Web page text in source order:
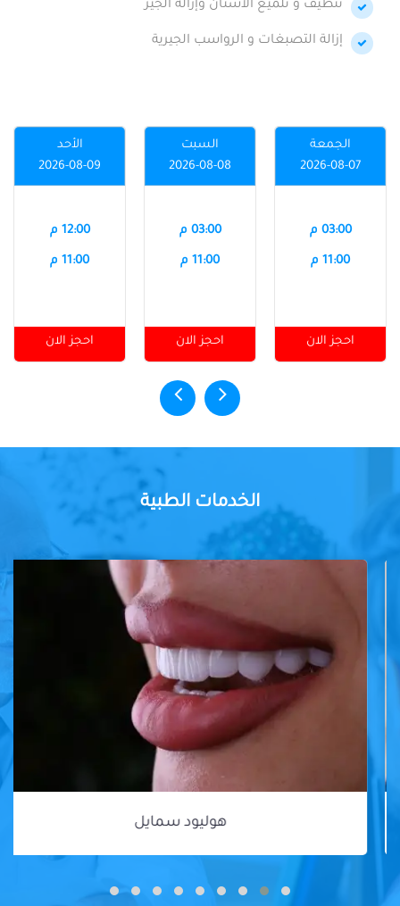
تنظيف و تلميع الأسنان وإزالة الجير
إزالة التصبغات و الرواسب الجيرية
الجمعة
2026-08-07
03:00 م
11:00 م
احجز الان
السبت
2026-08-08
03:00 م
11:00 م
احجز الان
الأحد
2026-08-09
12:00 م
11:00 م
احجز الان
الخدمات الطبية
هوليود سمايل